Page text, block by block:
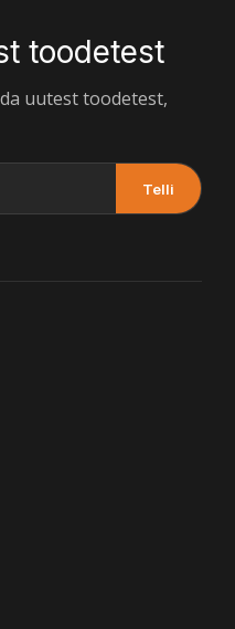
toodetest
uutest toodetest,
Telli